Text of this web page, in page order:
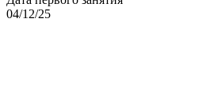
04/12/25